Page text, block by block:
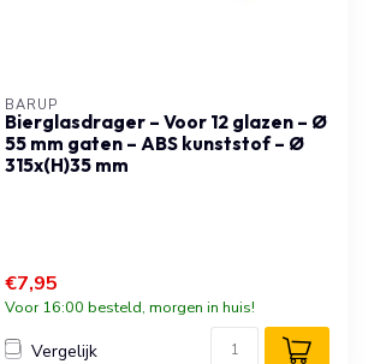
BARUP
Bierglasdrager – Voor 12 glazen – Ø
55 mm gaten – ABS kunststof – Ø
315x(H)35 mm
€7,95
Voor 16:00 besteld, morgen in huis!
Vergelijk